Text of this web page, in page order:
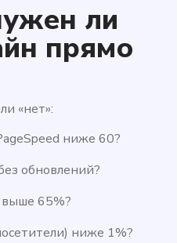
ли
прямо
«нет»:
​​ниже 60?
обновлений?
выше 65%?
ниже 1%?